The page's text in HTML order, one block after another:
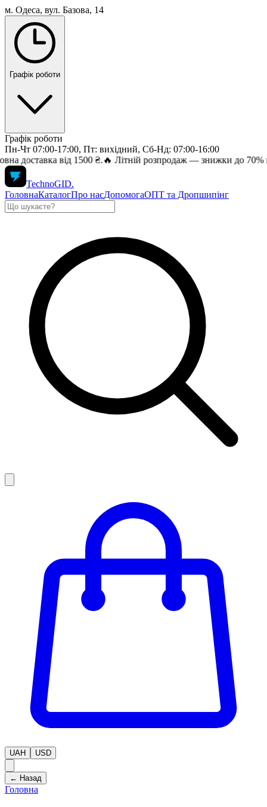
м. Одеса, вул. Базова, 14
Графік роботи
Графік роботи
Пн-Чт 07:00-17:00, Пт: вихідний, Сб-Нд: 07:00-16:00
від 1500 ₴.🔥 Літній розпродаж — знижки до 70% на топ
TechnoGID.
ГоловнаКаталогПро насДопомогаОПТ та Дропшипінг
UAH USD
← Назад
Головна